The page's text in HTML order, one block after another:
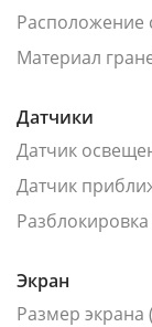
Расположение
Материал
Датчики
Датчик
Датчик
Экран
Размер экрана